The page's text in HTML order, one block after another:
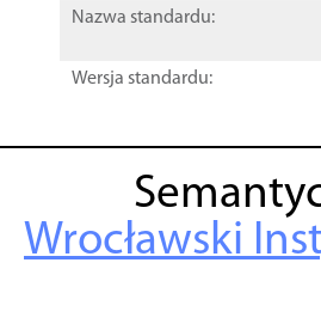
Nazwa standardu:
Wersja standardu:
Wrocławski